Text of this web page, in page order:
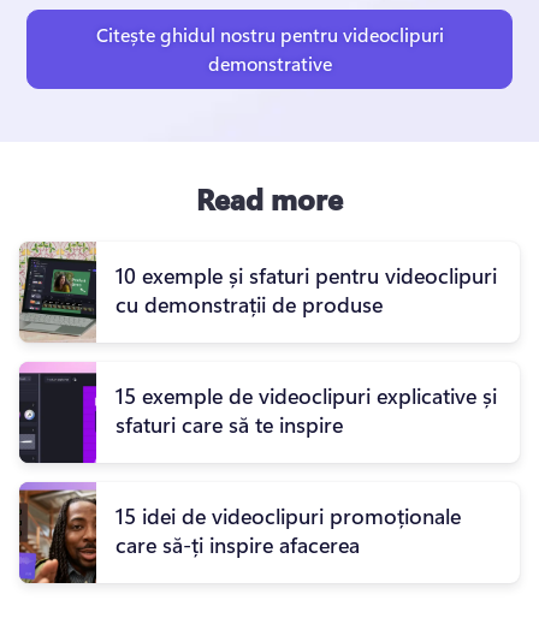
Citește ghidul nostru pentru videoclipuri
demonstrative
Read more
10 exemple și sfaturi pentru videoclipuri
cu demonstrații de produse
15 exemple de videoclipuri explicative și
sfaturi care să te inspire
15 idei de videoclipuri promoționale
care să-ți inspire afacerea